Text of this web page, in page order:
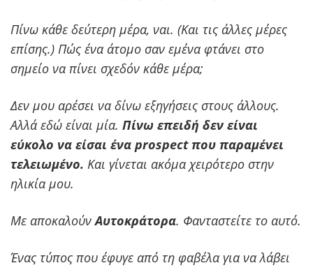
Πίνω κάθε δεύτερη μέρα, ναι. (Και τις άλλες μέρες
επίσης.) Πώς ένα άτομο σαν εμένα φτάνει στο
σημείο να πίνει σχεδόν κάθε μέρα;
Δεν μου αρέσει να δίνω εξηγήσεις στους άλλους.
Αλλά εδώ είναι μία. Πίνω επειδή δεν είναι
εύκολο να είσαι ένα prospect που παραμένει
τελειωμένο. Και γίνεται ακόμα χειρότερο στην
ηλικία μου.
Με αποκαλούνΑυτοκράτορα. Φανταστείτε το αυτό.
Ένας τύπος που έφυγε από τη φαβέλα για να λάβει